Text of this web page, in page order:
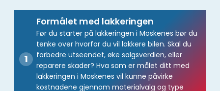
Formålet med lakkeringen
Før du starter på lakkeringen i Moskenes bør du
tenke over hvorfor du vil lakkere bilen. Skal du
forbedre utseendet, øke salgsverdien, eller
reparere skader? Hva som er målet ditt med
lakkeringen i Moskenes vil kunne påvirke
kostnadene gjennom materialvalg og type